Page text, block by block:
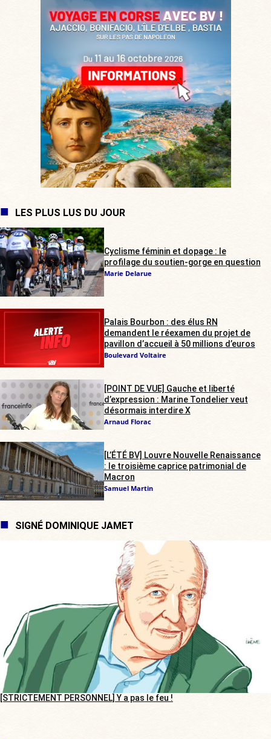
LES PLUS LUS DU JOUR
Cyclisme féminin et dopage : le
profilage du soutien-gorge en question
Marie Delarue
Palais Bourbon : des élus RN
demandent le réexamen du projet de
pavillon d’accueil à 50 millions d’euros
Boulevard Voltaire
[POINT DE VUE] Gauche et liberté
d’expression : Marine Tondelier veut
désormais interdire X
Arnaud Florac
[L’ÉTÉ BV] Louvre Nouvelle Renaissance
: le troisième caprice patrimonial de
Macron
Samuel Martin
SIGNÉ DOMINIQUE JAMET
[STRICTEMENT PERSONNEL] Y a pas le feu !